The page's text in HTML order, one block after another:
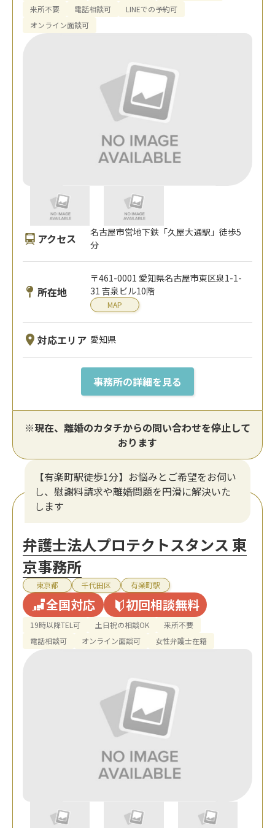
来所不要
電話相談可
LINEでの予約可
オンライン面談可
アクセス
名古屋市営地下鉄「久屋大通駅」徒歩5
分
所在地
〒461-0001 愛知県名古屋市東区泉1-1-
31 吉泉ビル10階
MAP
対応エリア 愛知県
事務所の詳細を見る
※現在、離婚のカタチからの問い合わせを停止して
おります
【有楽町駅徒歩1分】お悩みとご希望をお伺い
し、慰謝料請求や離婚問題を円滑に解決いた
します
弁護士法人プロテクトスタンス 東
京事務所
東京都 千代田区 有楽町駅
全国対応 初回相談無料
19時以降TEL可 土日祝の相談OK
来所不要
電話相談可
オンライン面談可 女性弁護士在籍